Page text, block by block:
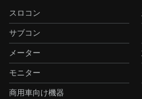
スロコン
サブコン
メーター
モニター
商用車向け機器